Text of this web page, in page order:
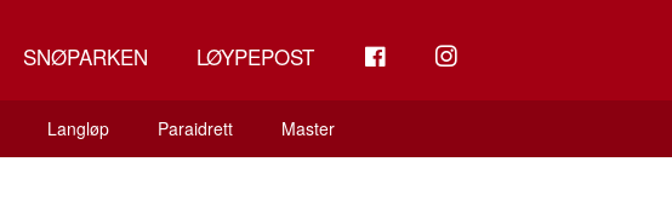
SNØPARKEN LØYPEPOST INSTAGRAM
Langløp Paraidrett Master